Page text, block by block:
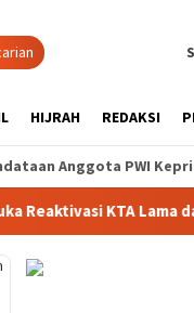
HIJRAH REDAKSI
Anggota PWI Kepri
KTA Lama dan